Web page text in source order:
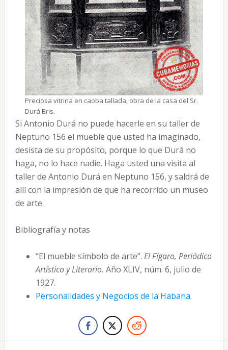
Preciosa vitrina en caoba tallada, obra de la casa del Sr.
Durá Bris.
Si Antonio Durá no puede hacerle en su taller de
Neptuno 156 el mueble que usted ha imaginado,
desista de su propósito, porque lo que Durá no
haga, no lo hace nadie. Haga usted una visita al
taller de Antonio Durá en Neptuno 156, y saldrá de
allí con la impresión de que ha recorrido un museo
de arte.
Bibliografía y notas
“El mueble símbolo de arte”. El Fígaro, Periódico
Artístico y Literario. Año XLIV, núm. 6, julio de
1927.
Personalidades y Negocios de la Habana.